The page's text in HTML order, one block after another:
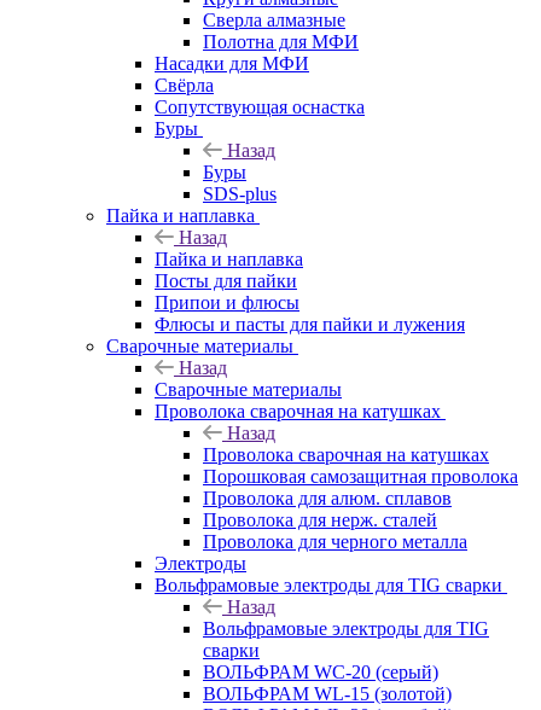
Сверла алмазные
Полотна для МФИ
Насадки для МФИ
Свёрла
Сопутствующая оснастка
Буры
Назад
Буры
SDS-plus
Пайка и наплавка
Назад
Пайка и наплавка
Посты для пайки
Припои и флюсы
Флюсы и пасты для пайки и лужения
Сварочные материалы
Назад
Сварочные материалы
Проволока сварочная на катушках
Назад
Проволока сварочная на катушках
Порошковая самозащитная проволока
Проволока для алюм. сплавов
Проволока для нерж. сталей
Проволока для черного металла
Электроды
Вольфрамовые электроды для TIG сварки
Назад
Вольфрамовые электроды для TIG
сварки
ВОЛЬФРАМ WC-20 (серый)
ВОЛЬФРАМ WL-15 (золотой)